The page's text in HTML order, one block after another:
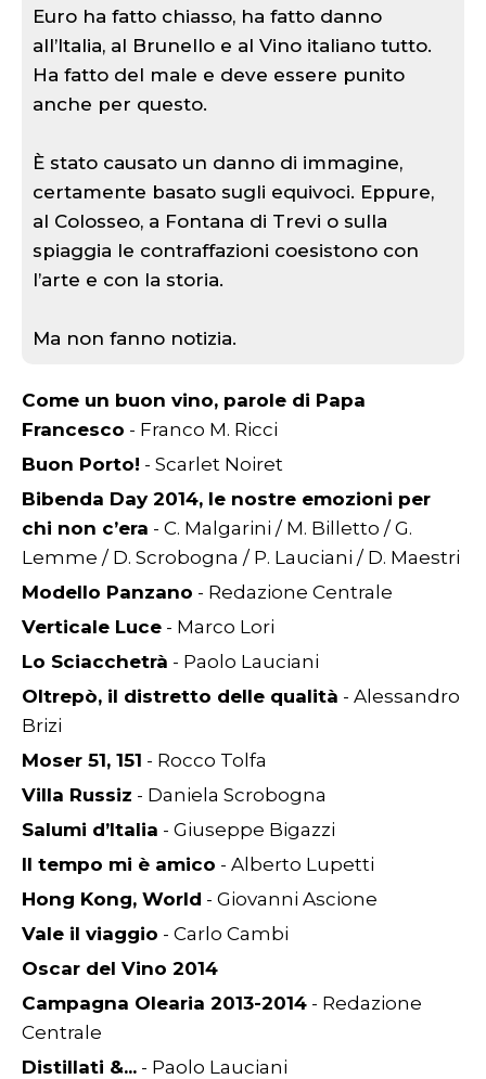
Euro ha fatto chiasso, ha fatto danno
all’Italia, al Brunello e al Vino italiano tutto.
Ha fatto del male e deve essere punito
anche per questo.
È stato causato un danno di immagine,
certamente basato sugli equivoci. Eppure,
al Colosseo, a Fontana di Trevi o sulla
spiaggia le contraffazioni coesistono con
l’arte e con la storia.
Ma non fanno notizia.
Come un buon vino, parole di Papa
Francesco - Franco M. Ricci
Buon Porto! - Scarlet Noiret
Bibenda Day 2014, le nostre emozioni per
chi non c’era - C. Malgarini / M. Billetto / G.
Lemme / D. Scrobogna / P. Lauciani / D. Maestri
Modello Panzano - Redazione Centrale
Verticale Luce - Marco Lori
Lo Sciacchetrà - Paolo Lauciani
Oltrepò, il distretto delle qualità - Alessandro
Brizi
Moser 51, 151 - Rocco Tolfa
Villa Russiz - Daniela Scrobogna
Salumi d’Italia - Giuseppe Bigazzi
Il tempo mi è amico - Alberto Lupetti
Hong Kong, World - Giovanni Ascione
Vale il viaggio - Carlo Cambi
Oscar del Vino 2014
Campagna Olearia 2013-2014 - Redazione
Centrale
Distillati &... - Paolo Lauciani